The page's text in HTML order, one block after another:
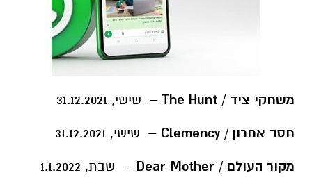
משחקי ציד / The Hunt – שישי, 31.12.2021
חסד אחרון / Clemency – שישי, 31.12.2021
מקור העולם / Dear Mother – שבת, 1.1.2022